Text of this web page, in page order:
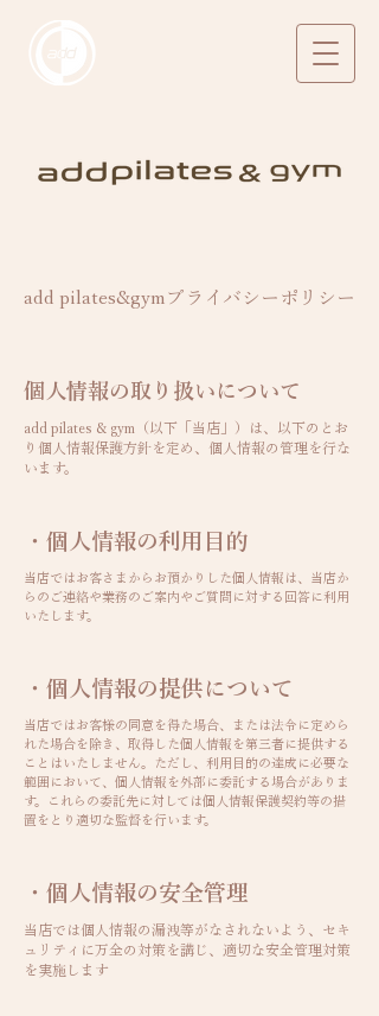
​add pilates&gymプライバシーポリシー
個人情報の取り扱いについて
add pilates & gym（以下「当店」）は、以下のとお
り個人情報保護方針を定め、個人情報の管理を行な
います。
・個人情報の利用目的
当店ではお客さまからお預かりした個人情報は、当店か
らのご連絡や業務のご案内やご質問に対する回答に利用
いたします。
・個人情報の提供について
当店ではお客様の同意を得た場合、または法令に定めら
れた場合を除き、取得した個人情報を第三者に提供する
ことはいたしません。ただし、利用目的の達成に必要な
範囲において、個人情報を外部に委託する場合がありま
す。これらの委託先に対しては個人情報保護契約等の措
置をとり適切な監督を行います。
・個人情報の安全管理
当店では個人情報の漏洩等がなされないよう、セキ
ュリティに万全の対策を講じ、適切な安全管理対策
を実施します